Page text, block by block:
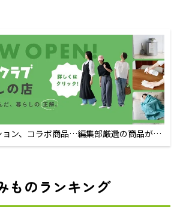
ン、コラボ商品…編集部厳選の商品が買
ものランキング